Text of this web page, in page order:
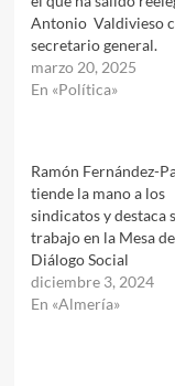
Antonio Valdivieso
secretario general.
marzo 20, 2025
En «Política»
Ramón Fernández-
tiende la mano a los
sindicatos y destaca
trabajo en la Mesa de
Diálogo Social
diciembre 3, 2024
En «Almería»